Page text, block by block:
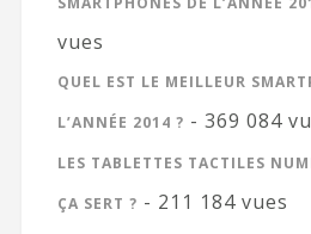
vues
QUEL EST LE MEILLEUR
L’ANNÉE 2014 ? - 369 084
LES TABLETTES TACTILES
ÇA SERT ? - 211 184 vues